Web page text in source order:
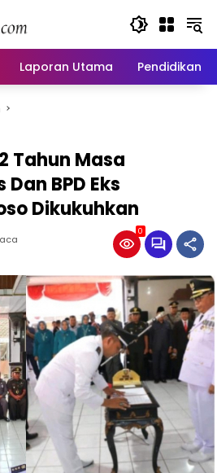
Laporan Utama Pendidikan
Tahun Masa
BPD Eks
Dikukuhkan
0